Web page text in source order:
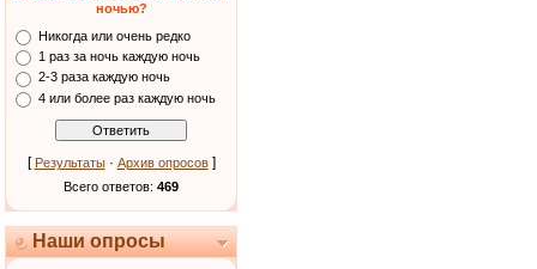
ночью?
Никогда или очень редко
1 раз за ночь каждую ночь
2-3 раза каждую ночь
4 или более раз каждую ночь
[ Результаты· Архив опросов]
Всего ответов: 469
Наши опросы